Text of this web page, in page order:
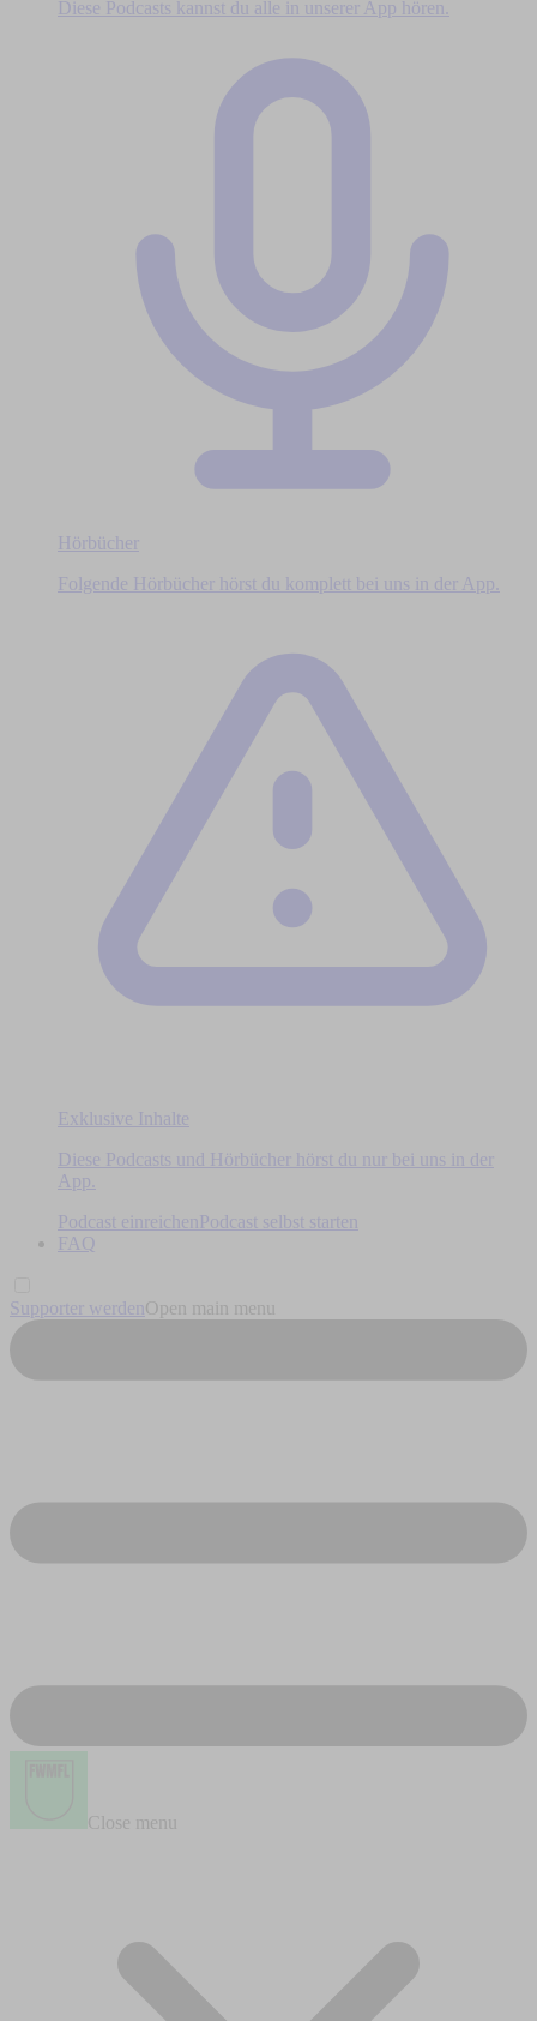
Diese Podcasts kannst du alle in unserer App hören.
Hörbücher
Folgende Hörbücher hörst du komplett bei uns in der App.
Exklusive Inhalte
Diese Podcasts und Hörbücher hörst du nur bei uns in der
App.
Podcast einreichen
Podcast selbst starten
FAQ
Supporter werden Open main menu
Close menu